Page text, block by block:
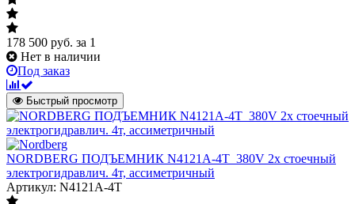
178 500 руб. за 1
Нет в наличии
Под заказ
Быстрый просмотр
NORDBERG ПОДЪЕМНИК N4121A-4T_380V 2х стоечный
электрогидравлич. 4т, ассиметричный
Артикул: N4121A-4T